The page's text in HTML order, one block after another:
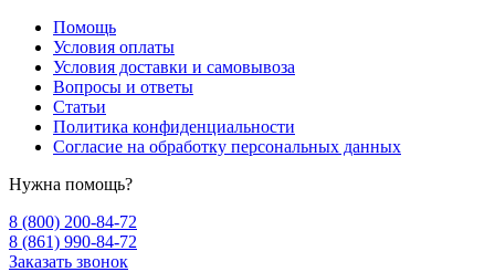
Помощь
Условия оплаты
Условия доставки и самовывоза
Вопросы и ответы
Статьи
Политика конфиденциальности
Согласие на обработку персональных данных
Нужна помощь?
8 (800) 200-84-72
8 (861) 990-84-72
Заказать звонок